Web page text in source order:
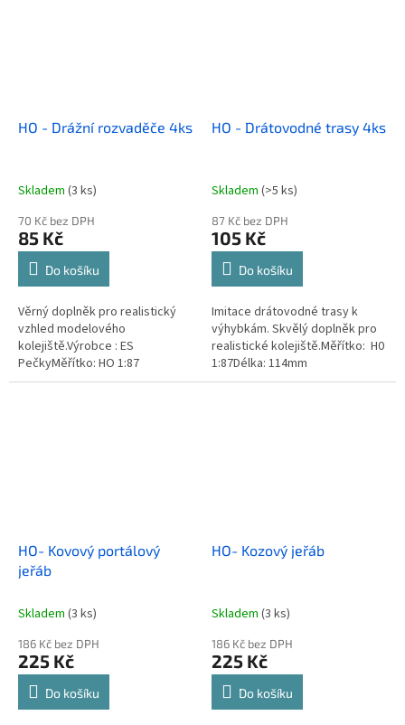
HO - Drážní rozvaděče 4ks
Skladem (3 ks)
70 Kč bez DPH
85 Kč
Do košíku
Věrný doplněk pro realistický
vzhled modelového
kolejiště.Výrobce : ES
PečkyMěřítko: HO 1:87
HO - Drátovodné trasy 4ks
Skladem (>5 ks)
87 Kč bez DPH
105 Kč
Do košíku
Imitace drátovodné trasy k
výhybkám. Skvělý doplněk pro
realistické kolejiště.Měřítko: H0
1:87Délka: 114mm
HO- Kovový portálový
jeřáb
Skladem (3 ks)
186 Kč bez DPH
225 Kč
Do košíku
HO- Kozový jeřáb
Skladem (3 ks)
186 Kč bez DPH
225 Kč
Do košíku